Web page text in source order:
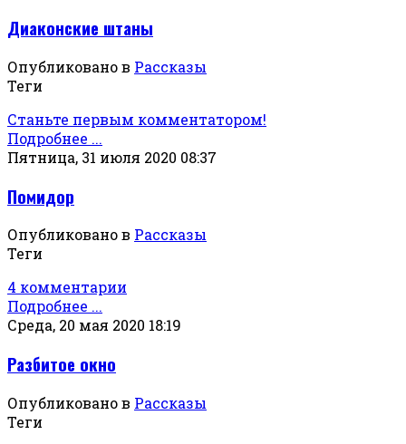
Диаконские штаны
Опубликовано в Рассказы
Теги
Станьте первым комментатором!
Подробнее ...
Пятница, 31 июля 2020 08:37
Помидор
Опубликовано в Рассказы
Теги
4 комментарии
Подробнее ...
Среда, 20 мая 2020 18:19
Разбитое окно
Опубликовано в Рассказы
Теги